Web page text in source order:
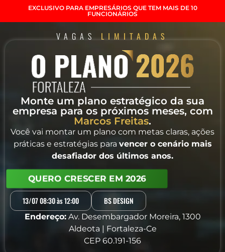
EXCLUSIVO PARA EMPRESÁRIOS QUE TEM MAIS DE 10
FUNCIONÁRIOS
VAGAS LIMITADAS
Monte um plano estratégico da sua
empresa para os próximos meses, com
Marcos Freitas.
Você vai montar um plano com metas claras, ações
práticas e estratégias para vencer o cenário mais
desafiador dos últimos anos.
QUERO CRESCER EM 2026
13/07 08:30 às 12:00 BS DESIGN
Endereço:Av. Desembargador Moreira, 1300
Aldeota | Fortaleza-Ce
CEP 60.191-156